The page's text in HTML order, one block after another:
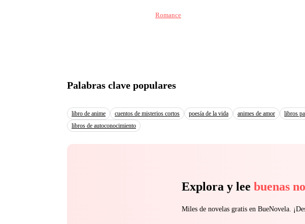
hará sus prácticas. Aunque no pueden evitar
se esfuerza por equilibrar su vida bajo las
reencontrarse con Andrew. ¿Cómo
Romance
Palabras clave populares
libro de anime cuentos de misterios cortos poesía de la vida animes de amor libros
libros de autoconocimiento
Explora y lee buenas
Miles de novelas gratis en BueNovela.